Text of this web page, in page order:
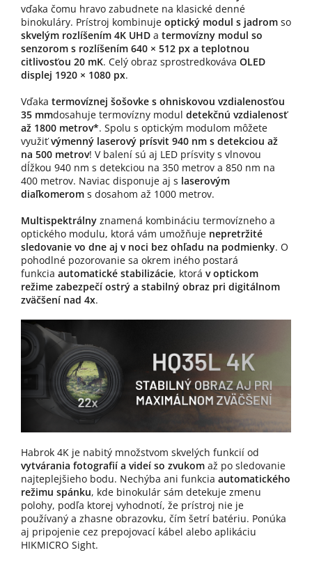
vďaka čomu hravo zabudnete na klasické denné
binokuláry. Prístroj kombinuje optický modul s jadrom so
skvelým rozlíšením 4K UHD a termovízny modul so
senzorom s rozlíšením 640 × 512 px a teplotnou
citlivosťou 20 mK. Celý obraz sprostredkováva OLED
displej 1920 × 1080 px.
Vďaka termovíznej šošovke s ohniskovou vzdialenosťou
35 mmdosahuje termovízny modul detekčnú vzdialenosť
až 1800 metrov*. Spolu s optickým modulom môžete
využiťvýmenný laserový prísvit 940 nm s detekciou až
na 500 metrov! V balení sú aj LED prísvity s vlnovou
dĺžkou 940 nm s detekciou na 350 metrov a 850 nm na
400 metrov. Naviac disponuje aj s laserovým
diaľkomerom s dosahom až 1000 metrov.
Multispektrálny znamená kombináciu termovízneho a
optického modulu, ktorá vám umožňuje nepretržité
sledovanie vo dne aj v noci bez ohľadu na podmienky. O
pohodlné pozorovanie sa okrem iného postará
funkcia automatické stabilizácie, ktorá v optickom
režime zabezpečí ostrý a stabilný obraz pri digitálnom
zväčšení nad 4x.
Habrok 4K je nabitý množstvom skvelých funkcií od
vytvárania fotografií a videí so zvukom až po sledovanie
najteplejšieho bodu. Nechýba ani funkcia automatického
režimu spánku, kde binokulár sám detekuje zmenu
polohy, podľa ktorej vyhodnotí, že prístroj nie je
používaný a zhasne obrazovku, čím šetrí batériu. Ponúka
aj pripojenie cez prepojovací kábel alebo aplikáciu
HIKMICRO Sight.